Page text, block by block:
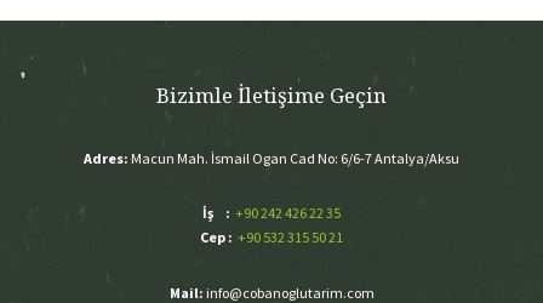
Bizimle İletişime Geçin
Adres: Macun Mah. İsmail Ogan Cad No: 6/6-7 Antalya/Aksu
İş : +90 242 426 22 35
Cep : +90 532 315 50 21
Mail: info@cobanoglutarim.com